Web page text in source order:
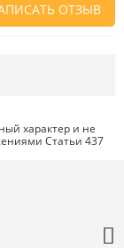
ОТЗЫВ
вам в
характер и не
Статьи 437